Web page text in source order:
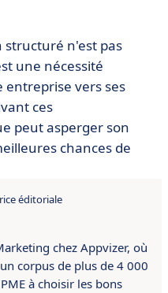
structuré n'est pas
une nécessité
vers ses
ces
peut asperger son
chances de
éditoriale
chez Appvizer, où
corpus de plus de 4 000
à choisir les bons